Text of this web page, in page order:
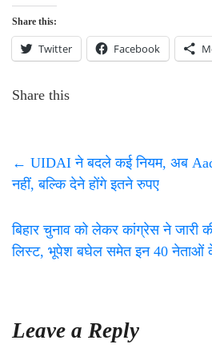
Share this:
Twitter Facebook
Share this
← UIDAI ने बदले कई नियम, अब
नहीं, बल्कि देने होंगे इतने रुपए
बिहार चुनाव को लेकर कांग्रेस ने जारी
लिस्ट, भूपेश बघेल समेत इन 40 नेताओं
Leave a Reply